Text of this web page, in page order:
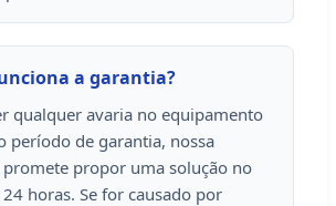
a garantia?
qualquer avaria no equipamento
período de garantia, nossa
promete propor uma solução no
horas. Se for causado por